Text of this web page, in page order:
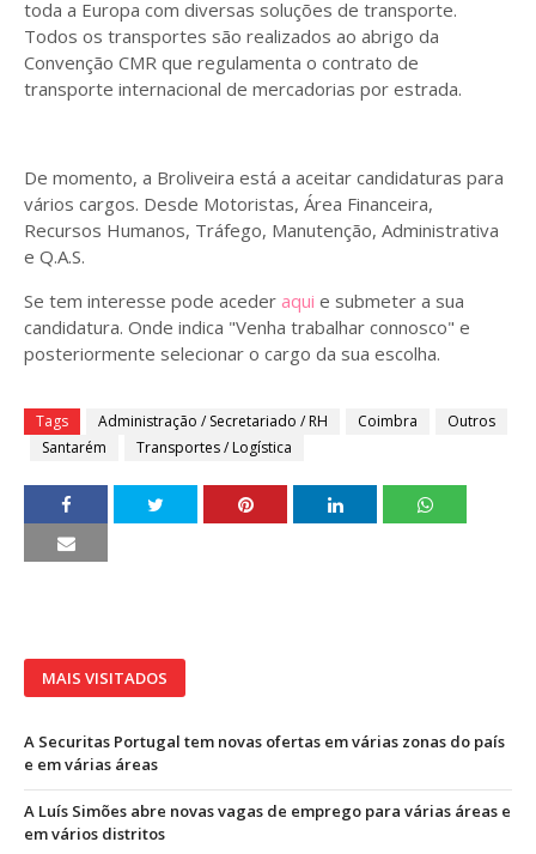
toda a Europa com diversas soluções de transporte.
Todos os transportes são realizados ao abrigo da
Convenção CMR que regulamenta o contrato de
transporte internacional de mercadorias por estrada.
De momento, a Broliveira está a aceitar candidaturas para
vários cargos. Desde Motoristas, Área Financeira,
Recursos Humanos, Tráfego, Manutenção, Administrativa
e Q.A.S.
Se tem interesse pode aceder aqui e submeter a sua
candidatura. Onde indica "Venha trabalhar connosco" e
posteriormente selecionar o cargo da sua escolha.
Tags Administração / Secretariado / RH Coimbra
Outros
Santarém
Transportes / Logística
MAIS VISITADOS
A Securitas Portugal tem novas ofertas em várias zonas do país
e em várias áreas
A Luís Simões abre novas vagas de emprego para várias áreas e
em vários distritos